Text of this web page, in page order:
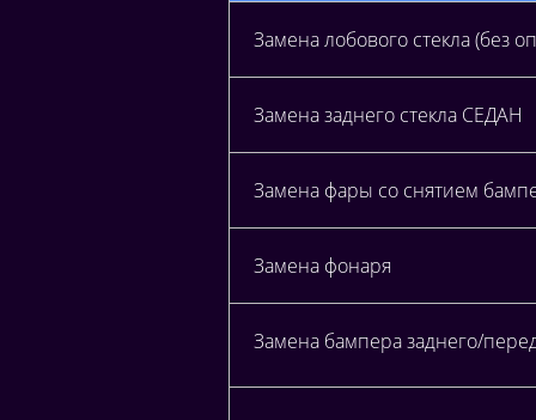
Замена лобового стекла (без
Замена заднего стекла СЕДАН
Замена фары со снятием
Замена фонаря
Замена бампера заднего/